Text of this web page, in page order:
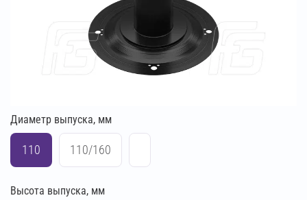
Диаметр выпуска, мм
110 110/160
Высота выпуска, мм